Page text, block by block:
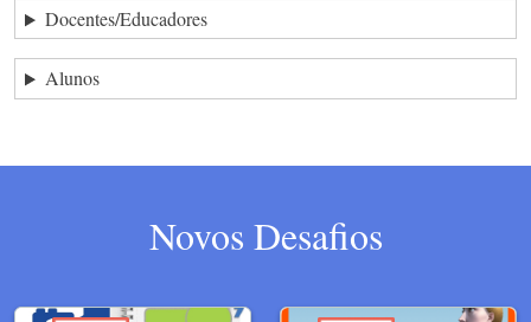
Docentes/Educadores
Alunos
Novos Desafios